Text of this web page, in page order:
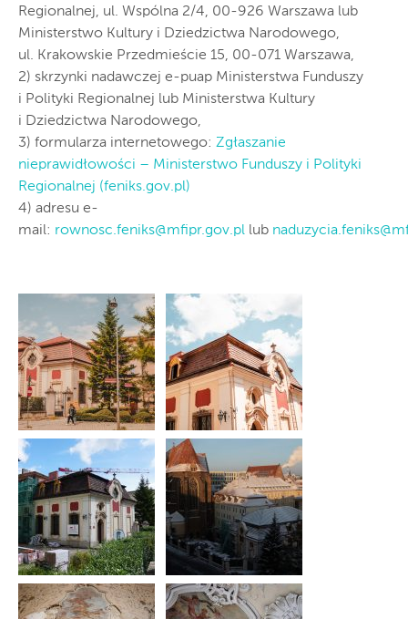
Regionalnej, ul. Wspólna 2/4, 00-926 Warszawa lub
Ministerstwo Kultury i Dziedzictwa Narodowego,
ul. Krakowskie Przedmieście 15, 00-071 Warszawa,
2) skrzynki nadawczej e-puap Ministerstwa Funduszy
i Polityki Regionalnej lub Ministerstwa Kultury
i Dziedzictwa Narodowego,
3) formularza internetowego: Zgłaszanie
nieprawidłowości – Ministerstwo Funduszy i Polityki
Regionalnej (feniks.gov.pl)
4) adresu e-
mail: rownosc.feniks@mfipr.gov.pl lub